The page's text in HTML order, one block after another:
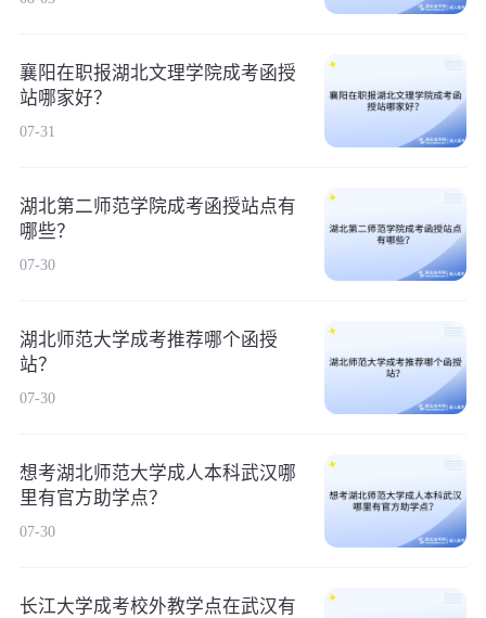
襄阳在职报湖北文理学院成考函授
站哪家好？
07-31
湖北第二师范学院成考函授站点有
哪些？
07-30
湖北师范大学成考推荐哪个函授
站？
07-30
想考湖北师范大学成人本科武汉哪
里有官方助学点？
07-30
长江大学成考校外教学点在武汉有